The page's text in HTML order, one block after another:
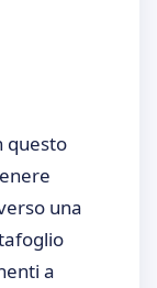
questo
una
a